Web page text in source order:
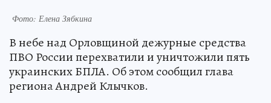
Фото: Елена Зябкина
В небе над Орловщиной дежурные средства
ПВО России перехватили и уничтожили пять
украинских БПЛА. Об этом сообщил глава
региона Андрей Клычков.